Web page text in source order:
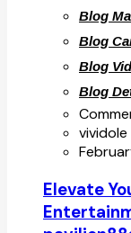
Blog
Blog
Blog
Blog
vividole
Elevate